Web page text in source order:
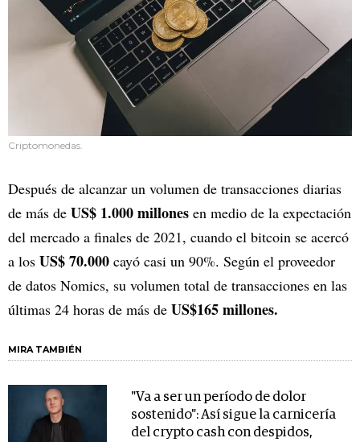
Criptomonedas.
Después de alcanzar un volumen de transacciones diarias
de más de US$ 1.000 millones en medio de la expectación
del mercado a finales de 2021, cuando el bitcoin se acercó
a los US$ 70.000 cayó casi un 90%. Según el proveedor
de datos Nomics, su volumen total de transacciones en las
últimas 24 horas de más de US$165 millones.
MIRA TAMBIÉN
"Va a ser un período de dolor
sostenido": Así sigue la carnicería
del crypto cash con despidos,